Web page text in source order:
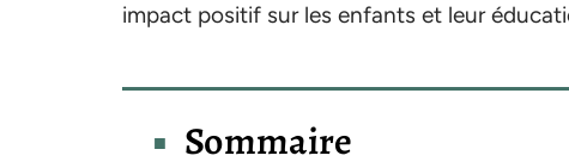
impact positif sur les enfants et leur
Sommaire